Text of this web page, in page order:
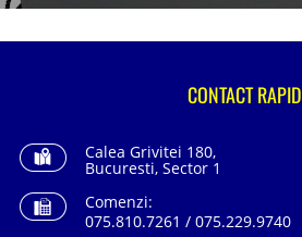
CONTACT RAPID
Calea Grivitei 180,
Bucuresti, Sector 1
Comenzi:
075.810.7261 / 075.229.9740